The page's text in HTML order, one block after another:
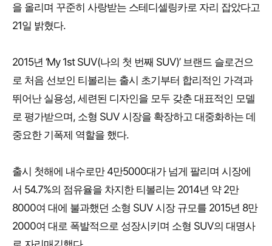
을 올리며 꾸준히 사랑받는 스테디셀링카로 자리 잡았다고
21일 밝혔다.
2015년 ‘My 1st SUV(나의 첫 번째 SUV)’ 브랜드 슬로건으
로 처음 선보인 티볼리는 출시 초기부터 합리적인 가격과
뛰어난 실용성, 세련된 디자인을 모두 갖춘 대표적인 모델
로 평가받으며, 소형 SUV 시장을 확장하고 대중화하는 데
중요한 기폭제 역할을 했다.
출시 첫해에 내수로만 4만5000대가 넘게 팔리며 시장에
서 54.7%의 점유율을 차지한 티볼리는 2014년 약 2만
8000여 대에 불과했던 소형 SUV 시장 규모를 2015년 8만
2000여 대로 폭발적으로 성장시키며 소형 SUV의 대명사